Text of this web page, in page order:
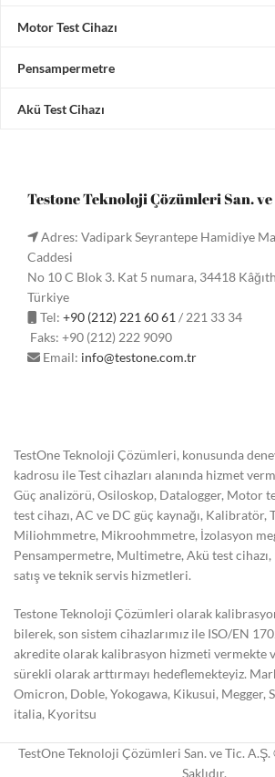
Motor Test Cihazı
Pensampermetre
Akü Test Cihazı
Testone Teknoloji Çözümleri San. ve
Adres: Vadipark Seyrantepe Hamidiye
Caddesi
No 10 C Blok 3. Kat 5 numara, 34418
Türkiye
Tel: +90 (212) 221 60 61 / 221 33 34
Faks: +90 (212) 222 9090
Email: info@testone.com.tr
TestOne Teknoloji Çözümleri, konusunda
kadrosu ile Test cihazları alanında hizmet
Güç analizörü, Osiloskop, Datalogger, Motor
test cihazı, AC ve DC güç kaynağı, Kalibratör,
Miliohmmetre, Mikroohmmetre, İzolasyon
Pensampermetre, Multimetre, Akü test cihazı,
satış ve teknik servis hizmetleri.
Testone Teknoloji Çözümleri olarak
bilerek, son sistem cihazlarımız ile ISO/EN
akredite olarak kalibrasyon hizmeti vermekte
sürekli olarak arttırmayı hedeflemekteyiz.
Omicron, Doble, Yokogawa, Kikusui, Megger,
italia, Kyoritsu
TestOne Teknoloji Çözümleri San. ve Tic.
Saklıdır.